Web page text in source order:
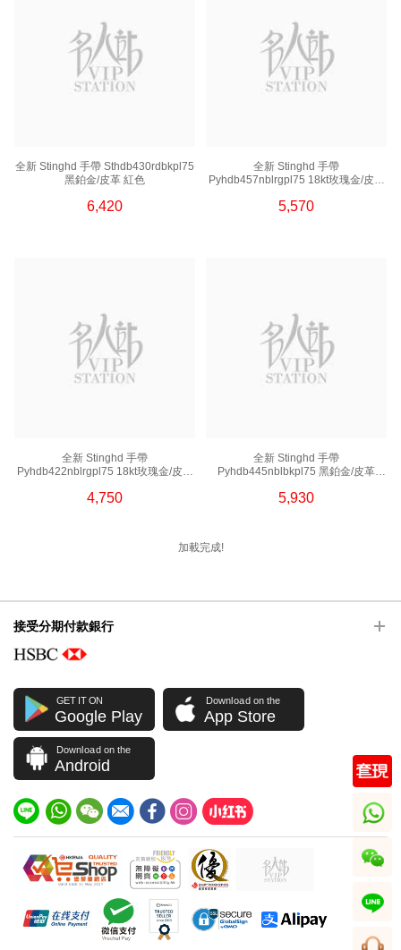
全新 Stinghd 手帶 Sthdb430rdbkpl75
黑鉑金/皮革 紅色
6,420
全新 Stinghd 手帶
Pyhdb457nblrgpl75 18kt玫瑰金/皮革
5,570
全新 Stinghd 手帶
Pyhdb422nblrgpl75 18kt玫瑰金/皮革
4,750
全新 Stinghd 手帶
Pyhdb445nblbkpl75 黑鉑金/皮革
5,930
加載完成!
接受分期付款銀行
GET IT ON
Google Play
Download on the
App Store
Download on the
Android
whatsapp